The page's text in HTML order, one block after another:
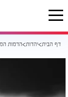
דף הבית יהדות